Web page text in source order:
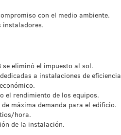
con el medio ambiente.
instaladores.
eliminó el impuesto al sol.
a instalaciones de eficiencia
el rendimiento de los equipos.
máxima demanda para el edificio.
hora.
de la instalación.